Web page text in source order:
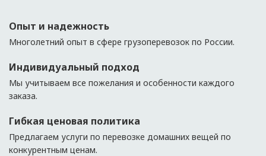
Опыт и надежность
Многолетний опыт в сфере грузоперевозок по России.
Индивидуальный подход
Мы учитываем все пожелания и особенности каждого
заказа.
Гибкая ценовая политика
Предлагаем услуги по перевозке домашних вещей по
конкурентным ценам.